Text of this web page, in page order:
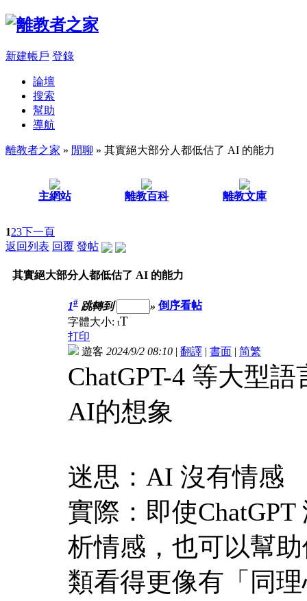
新建帳戶 登錄
論壇
搜索
幫助
導航
離教者之家 » 閒聊 » 其實絕大部分人都低估了 AI 的能力
主網站 離教百科 離教文庫
123下一頁
返回列表 回覆 發帖
其實絕大部分人都低估了 AI 的能力
1# 跳轉到 » 倒序看帖
字體大小: tT
打印
遊客 2024/9/2 08:10 | 翻譯 | 書面 | 简繁
ChatGPT-4 等大型
AI的想象
迷思：AI 沒有情感
實際：即使
析情感，也可以幫
類看得更像有「同